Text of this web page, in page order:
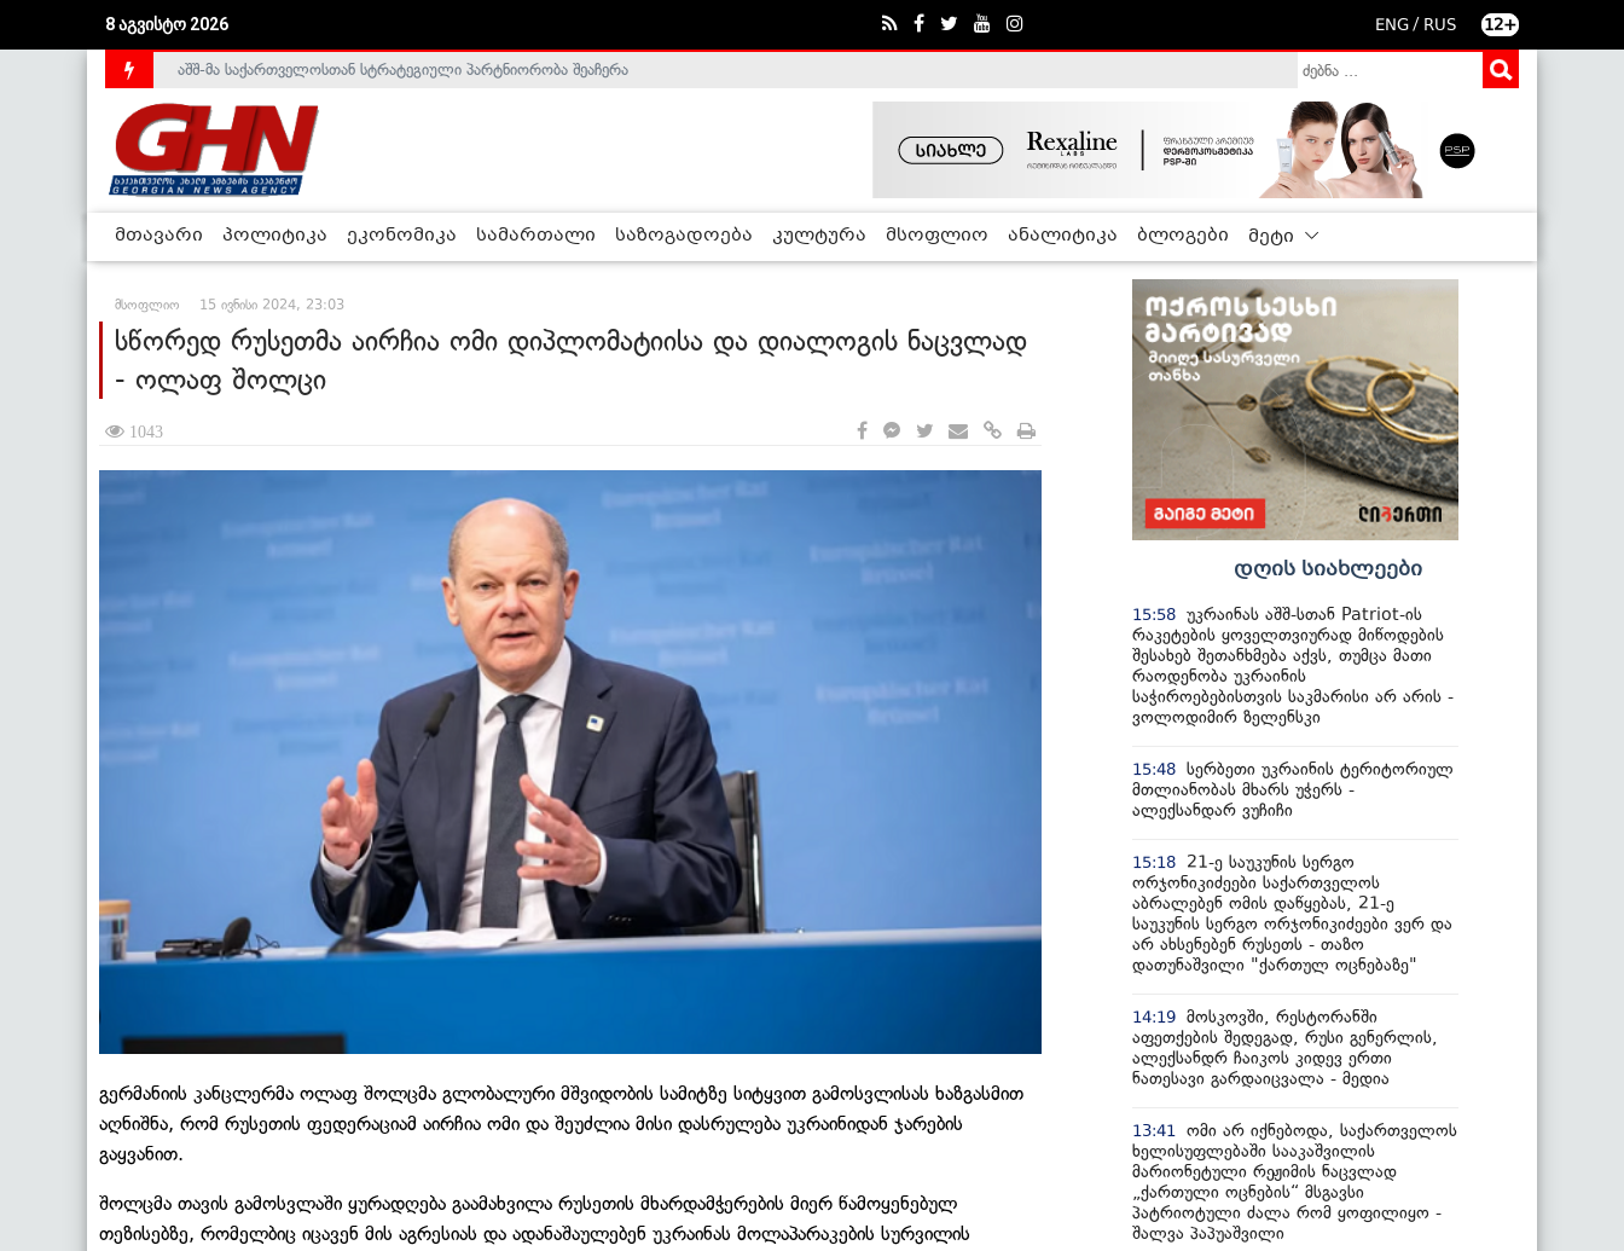
8 აგვისტო 2026 ENG / RUS 12+
საქართველოს დე-ფაქტო მთავრობა არალეგიტიმურია - ჰელსინკის კომისია
აშშ-მა საქართველოსთან სტრატეგიული პარტნიორობა შეაჩერა
მთავარი პოლიტიკა ეკონომიკა სამართალი საზოგადოება კულტურა მსოფლიო ანალიტიკა ბლოგები მეტი
მსოფლიო 15 ივნისი 2024, 23:03
სწორედ რუსეთმა აირჩია ომი დიპლომატიისა და დიალოგის ნაცვლად
- ოლაფ შოლცი
1043
გერმანიის კანცლერმა ოლაფ შოლცმა გლობალური მშვიდობის სამიტზე სიტყვით გამოსვლისას ხაზგასმით
აღნიშნა, რომ რუსეთის ფედერაციამ აირჩია ომი და შეუძლია მისი დასრულება უკრაინიდან ჯარების
გაყვანით.
შოლცმა თავის გამოსვლაში ყურადღება გაამახვილა რუსეთის მხარდამჭერების მიერ წამოყენებულ
თეზისებზე, რომელბიც იცავენ მის აგრესიას და ადანაშაულებენ უკრაინას მოლაპარაკების სურვილის
დღის სიახლეები
15:58 უკრაინას აშშ-სთან Patriot-ის
რაკეტების ყოველთვიურად მიწოდების
შესახებ შეთანხმება აქვს, თუმცა მათი
რაოდენობა უკრაინის
საჭიროებებისთვის საკმარისი არ არის -
ვოლოდიმირ ზელენსკი
15:48 სერბეთი უკრაინის ტერიტორიულ
მთლიანობას მხარს უჭერს -
ალექსანდარ ვუჩიჩი
15:18
21-ე საუკუნის სერგო
ორჯონიკიძეები საქართველოს
აბრალებენ ომის დაწყებას, 21-ე
საუკუნის სერგო ორჯონიკიძეები ვერ და
არ ახსენებენ რუსეთს - თაზო
დათუნაშვილი "ქართულ ოცნებაზე"
14:19 მოსკოვში, რესტორანში
აფეთქების შედეგად, რუსი გენერლის,
ალექსანდრ ჩაიკოს კიდევ ერთი
ნათესავი გარდაიცვალა - მედია
13:41
ომი არ იქნებოდა, საქართველოს
ხელისუფლებაში სააკაშვილის
მარიონეტული რეჟიმის ნაცვლად
„ქართული ოცნების“ მსგავსი
პატრიოტული ძალა რომ ყოფილიყო -
შალვა პაპუაშვილი